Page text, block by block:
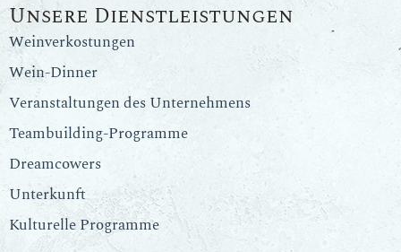
Unsere Dienstleistungen
Weinverkostungen
Wein-Dinner
Veranstaltungen des Unternehmens
Teambuilding-Programme
Dreamcowers
Unterkunft
Kulturelle Programme